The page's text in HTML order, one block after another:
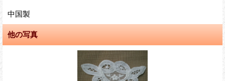
中国製
他の写真